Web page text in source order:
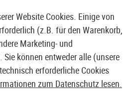
SHOP & GROßHÄNDLER
Website Cookies. Einige von
(z.B. für den Warenkorb,
Marketing- und
Sie können entweder alle (unsere
erforderliche Cookies
zum Datenschutz lesen.